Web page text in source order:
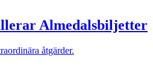
Almedalsbiljetter
åtgärder.